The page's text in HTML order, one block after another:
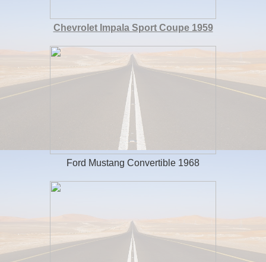
Chevrolet Impala Sport Coupe 1959
Ford Mustang Convertible 1968